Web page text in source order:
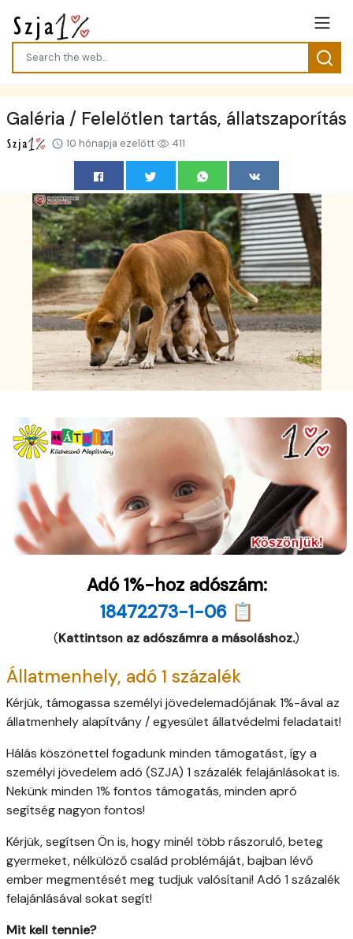
Galéria / Felelőtlen tartás, állatszaporítás
10 hónapja ezelőtt 411
Adó 1%-hoz adószám:
18472273-1-06 📋
(Kattintson az adószámra a másoláshoz.)
Állatmenhely, adó 1 százalék
Kérjük, támogassa személyi jövedelemadójának 1%-ával az
állatmenhely alapítvány / egyesület állatvédelmi feladatait!
Hálás köszönettel fogadunk minden támogatást, így a
személyi jövedelem adó (SZJA) 1 százalék felajánlásokat is.
Nekünk minden 1% fontos támogatás, minden apró
segítség nagyon fontos!
Kérjük, segítsen Ön is, hogy minél több rászoruló, beteg
gyermeket, nélkülöző család problémáját, bajban lévő
ember megmentését meg tudjuk valósítani! Adó 1 százalék
felajánlásával sokat segít!
Mit kell tennie?